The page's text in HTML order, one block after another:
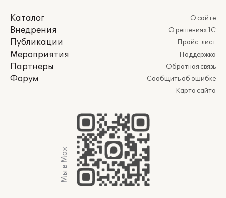
Каталог
Внедрения
Публикации
Мероприятия
Партнеры
Форум
О сайте
О решениях 1С
Прайс-лист
Поддержка
Обратная связь
Сообщить об ошибке
Карта сайта
Мы в Max